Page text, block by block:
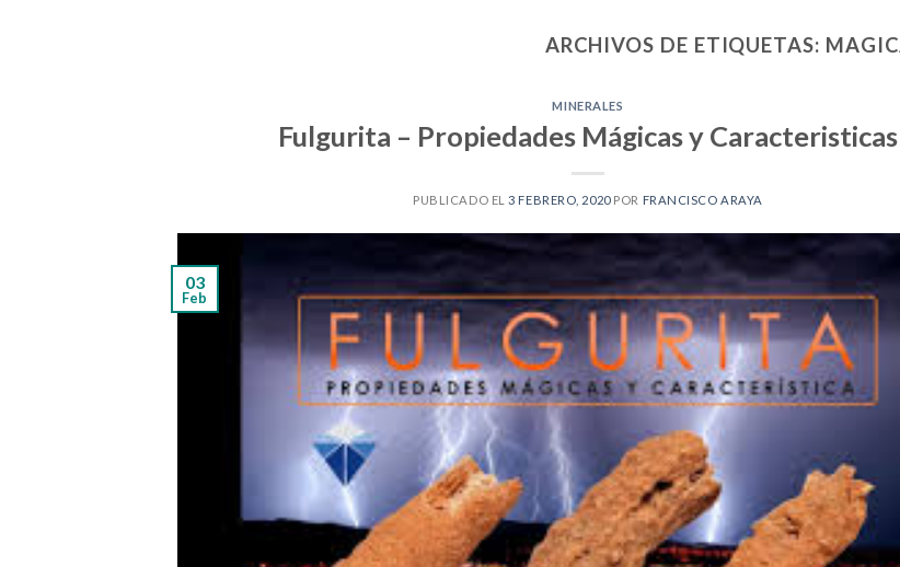
ARCHIVOS DE ETIQUETAS:
MINERALES
Fulgurita – Propiedades Mágicas y Caracteristicas
PUBLICADO EL3 FEBRERO, 2020POR FRANCISCO ARAYA
03
Feb